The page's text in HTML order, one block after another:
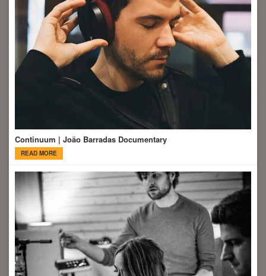
Continuum | João Barradas Documentary
READ MORE